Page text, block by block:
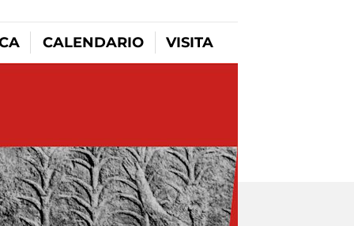
CALENDARIO VISITA